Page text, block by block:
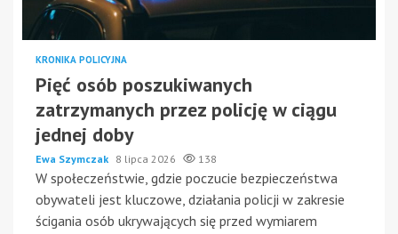
KRONIKA POLICYJNA
Pięć osób poszukiwanych
zatrzymanych przez policję w ciągu
jednej doby
Ewa Szymczak 8 lipca 2026 138
W społeczeństwie, gdzie poczucie bezpieczeństwa
obywateli jest kluczowe, działania policji w zakresie
ścigania osób ukrywających się przed wymiarem